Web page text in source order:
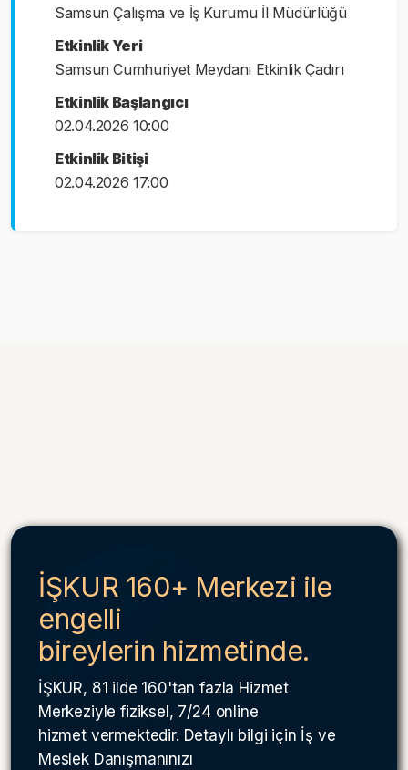
Samsun Çalışma ve İş Kurumu İl Müdürlüğü
Etkinlik Yeri
Samsun Cumhuriyet Meydanı Etkinlik Çadırı
Etkinlik Başlangıcı
02.04.2026 10:00
Etkinlik Bitişi
02.04.2026 17:00
İŞKUR 160+ Merkezi ile
engelli
bireylerin hizmetinde.
İŞKUR, 81 ilde 160'tan fazla Hizmet
Merkeziyle fiziksel, 7/24 online
hizmet vermektedir. Detaylı bilgi için İş ve
Meslek Danışmanınızı